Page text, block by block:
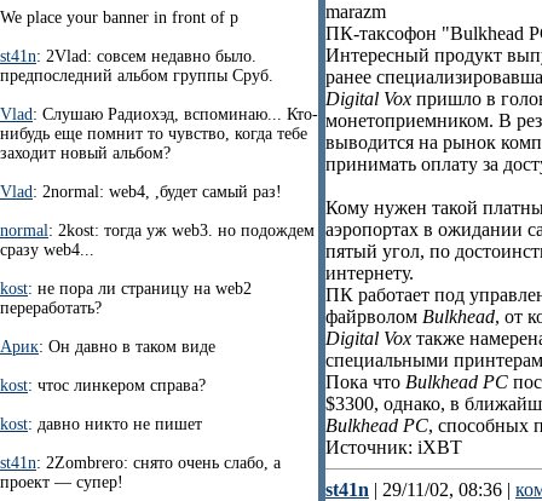
We place your banner in front of p
st41n: 2Vlad: совсем недавно было.
предпоследний альбом группы Сруб.
Vlad: Слушаю Радиохэд, вспоминаю... Кто-
нибудь еще помнит то чувство, когда тебе
заходит новый альбом?
Vlad: 2normal: web4, ,будет самый раз!
normal: 2kost: тогда уж web3. но подождем
сразу web4...
kost: не пора ли страницу на web2
переработать?
Арик: Он давно в таком виде
kost: чтос линкером справа?
kost: давно никто не пишет
st41n: 2Zombrero: снято очень слабо, а
проект — супер!
marazm
ПК-таксофон "Bulkhead
Интересный продукт
ранее
Digital Vox пришло в
монетоприемником. В
выводится на рынок
принимать оплату за
Кому нужен такой
аэропортах в ожидании
пятый угол, по
интернету.
ПК работает под
файрволом Bulkhead, от
Digital Vox также
специальными
Пока что Bulkhead PC
$3300, однако, в
Bulkhead PC, способных
Источник: iXBT
st41n | 29/11/02, 08:36 |